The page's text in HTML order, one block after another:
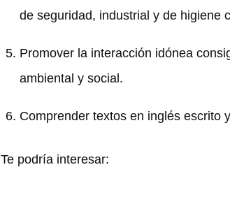
de seguridad, industrial y de higiene
Promover la interacción idónea
ambiental y social.
Comprender textos en inglés escrito
Te podría interesar: